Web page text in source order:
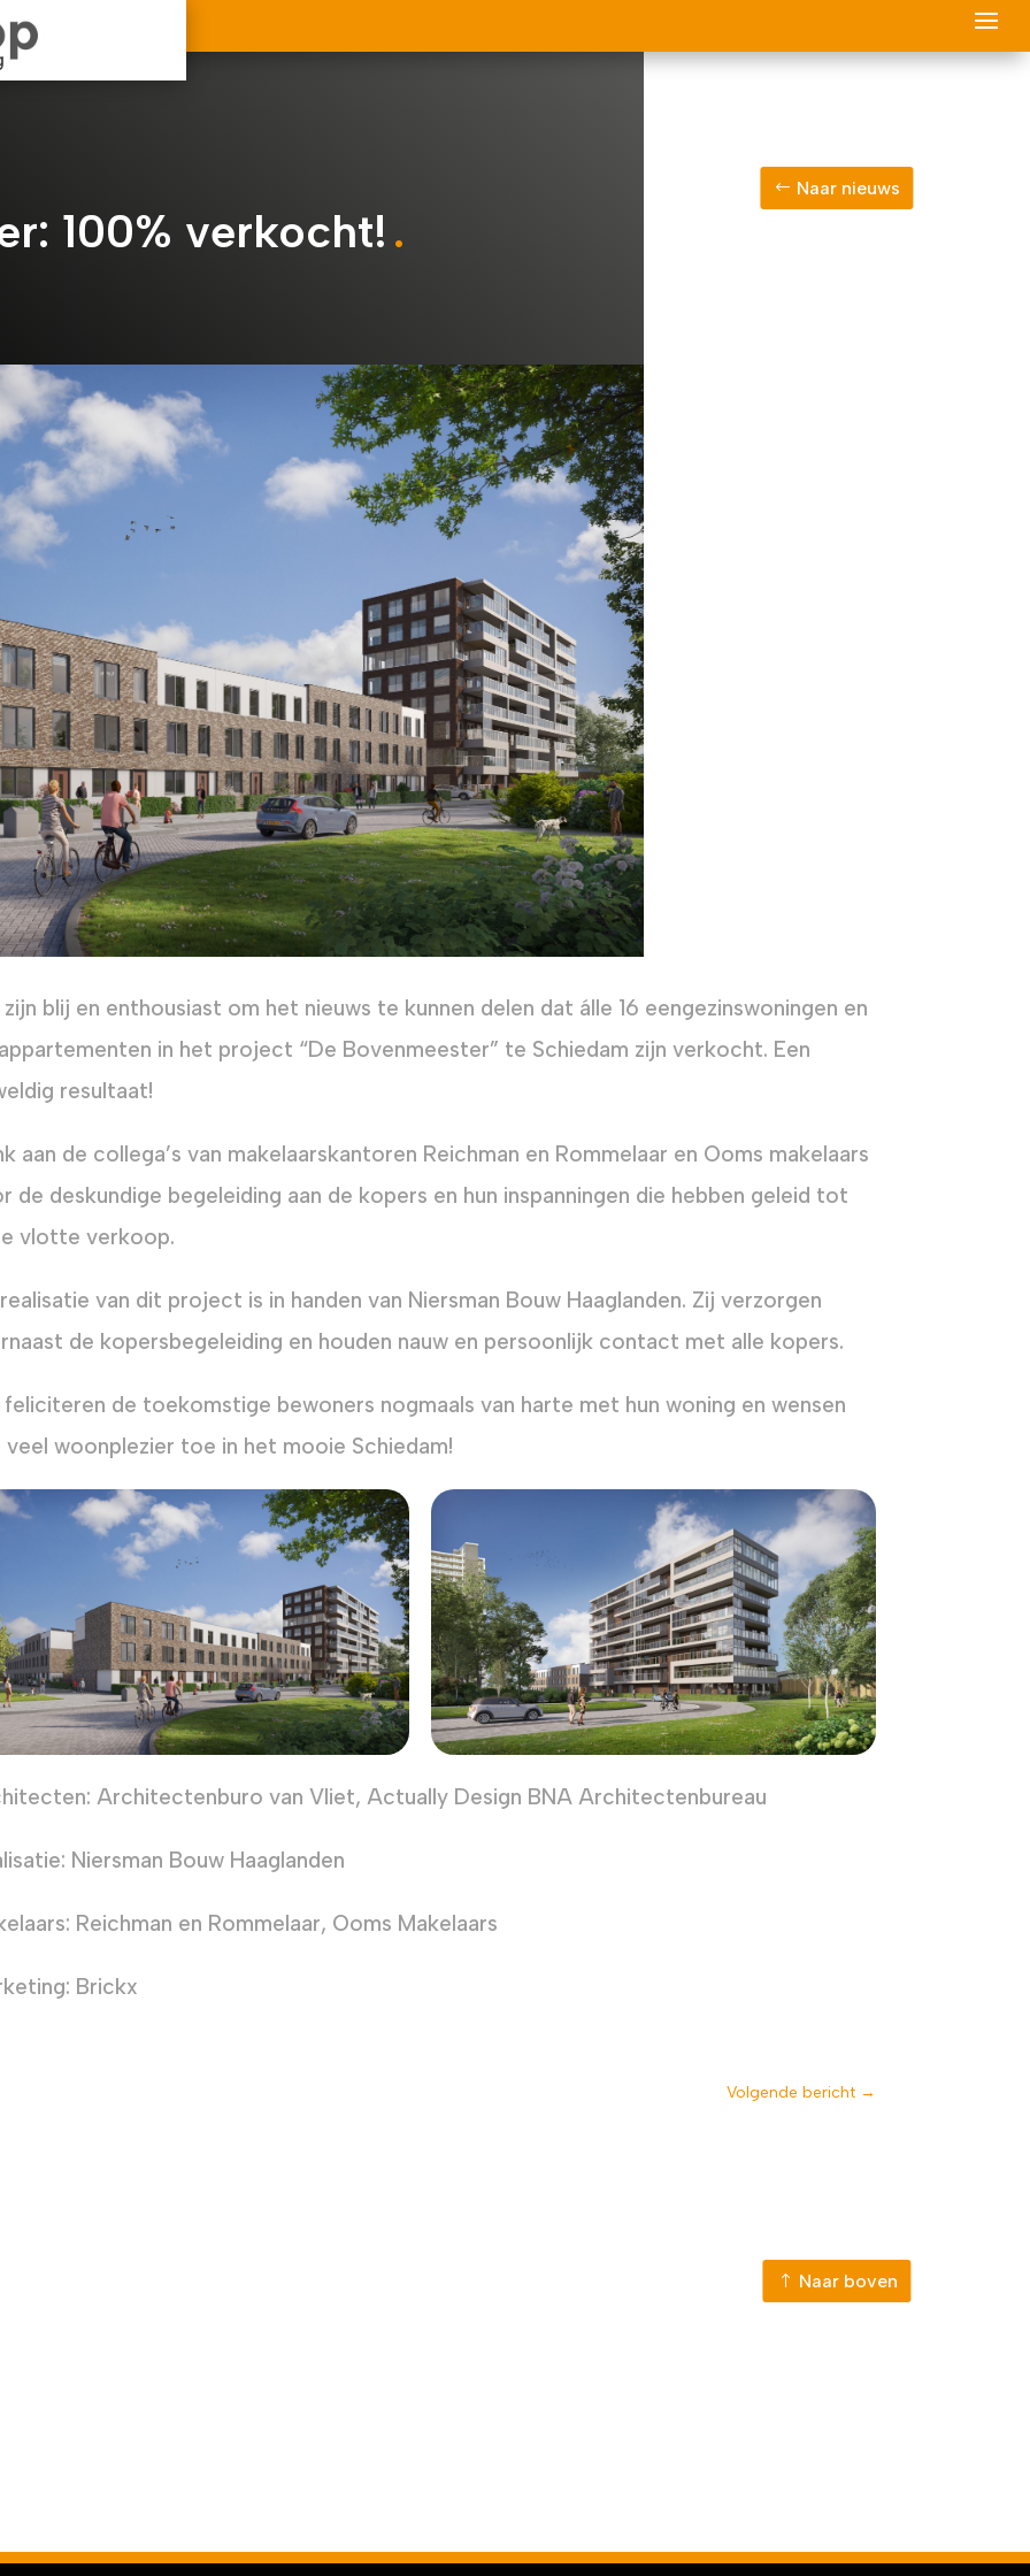
100% verkocht!
Naar nieuws
blij en enthousiast om het nieuws te kunnen delen dat álle 16 eengezinswoningen en
in het project “De Bovenmeester” te Schiedam zijn verkocht. Een
resultaat!
aan de collega’s van makelaarskantoren Reichman en Rommelaar en Ooms makelaars
de deskundige begeleiding aan de kopers en hun inspanningen die hebben geleid tot
vlotte verkoop.
van dit project is in handen van Niersman Bouw Haaglanden. Zij verzorgen
de kopersbegeleiding en houden nauw en persoonlijk contact met alle kopers.
feliciteren de toekomstige bewoners nogmaals van harte met hun woning en wensen
veel woonplezier toe in het mooie Schiedam!
Architectenburo van Vliet, Actually Design BNA Architectenbureau
Niersman Bouw Haaglanden
Reichman en Rommelaar, Ooms Makelaars
Brickx
Volgende bericht→
Naar boven